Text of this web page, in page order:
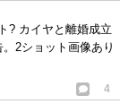
? カイヤと離婚成立
2ショット画像あり
4